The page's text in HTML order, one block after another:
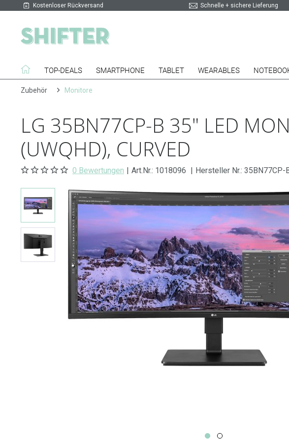
Kostenloser Rückversand Schnelle + sichere Lieferung
TOP-DEALS SMARTPHONE TABLET WEARABLES
Zubehör Monitore
LG 35BN77CP-B 35" LED
(UWQHD), CURVED
0 Bewertungen | Art.Nr.: 1018096 | Hersteller Nr.: 35BN77CP-